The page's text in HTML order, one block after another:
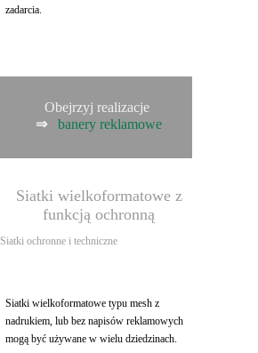
zadarcia.
Obejrzyj realizacje
⇒
banery reklamowe
Siatki wielkoformatowe z
funkcją ochronną
Siatki ochronne i techniczne
Siatki wielkoformatowe typu mesh z
nadrukiem, lub bez napisów reklamowych
mogą być używane w wielu dziedzinach.